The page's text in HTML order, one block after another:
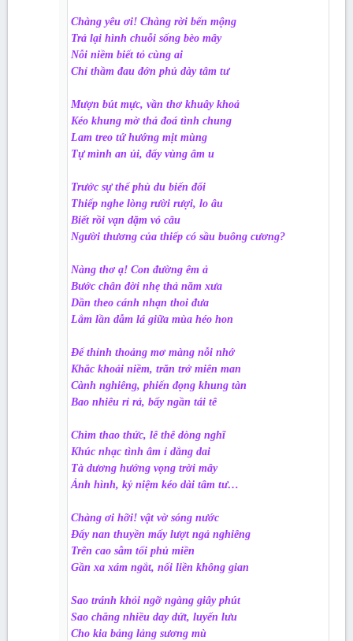
Chàng yêu ơi! Chàng rời bến mộng
Trả lại hình chuỗi sống bèo mây
Nỗi niềm biết tỏ cùng ai
Chỉ thầm đau đớn phủ dày tâm tư
Mượn bút mực, vần thơ khuây khoả
Kéo khung mờ thả đoá tình chung
Lam treo tứ hướng mịt mùng
Tự mình an ủi, đẩy vùng âm u
Trước sự thể phù du biến đổi
Thiếp nghe lòng rười rượi, lo âu
Biết rồi vạn dặm vó câu
Người thương của thiếp có sầu buông cương?
Nàng thơ ạ! Con đường êm ả
Bước chân đời nhẹ thả năm xưa
Dần theo cánh nhạn thoi đưa
Lắm lần dẫm lá giữa mùa héo hon
Để thỉnh thoảng mơ màng nỗi nhớ
Khắc khoải niềm, trăn trở miên man
Cành nghiêng, phiến đọng khung tàn
Bao nhiêu rỉ rả, bấy ngần tái tê
Chìm thao thức, lê thê dòng nghĩ
Khúc nhạc tình âm ỉ dẳng dai
Tà dương hướng vọng trời mây
Ảnh hình, kỷ niệm kéo dài tâm tư…
Chàng ơi hỡi! vật vờ sóng nước
Đẩy nan thuyền mấy lượt ngả nghiêng
Trên cao sẫm tối phủ miền
Gần xa xám ngắt, nối liền không gian
Sao tránh khỏi ngỡ ngàng giây phút
Sao chẳng nhiều day dứt, luyến lưu
Cho kia bảng lảng sương mù